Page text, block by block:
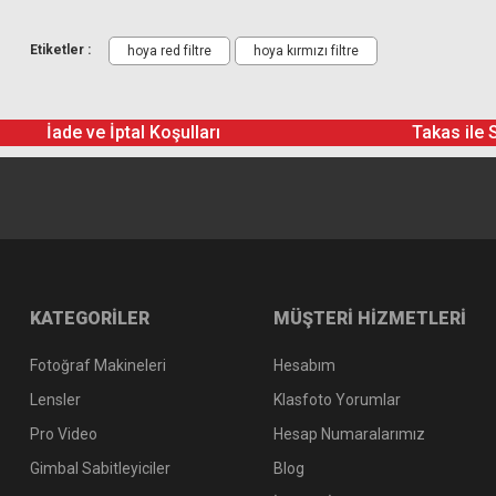
999,00 TL
4.384,50 TL
Hoya 58mm HMC R1 Red Filtre
Etiketler : hoya red filtre hoya kırmızı filtre
İade ve İptal Koşulları Takas ile
KATEGORİLER
Fotoğraf Makineleri
Lensler
Pro Video
Gimbal Sabitleyiciler
MÜŞTERİ HİZMETLERİ
Hesabım
Klasfoto Yorumlar
Hesap Numaralarımız
Blog